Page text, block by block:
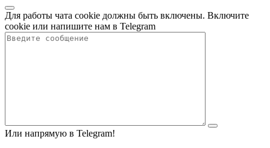
Для работы чата cookie должны быть включены. Включите
cookie или напишите нам в Telegram
Или напрямую в Telegram!